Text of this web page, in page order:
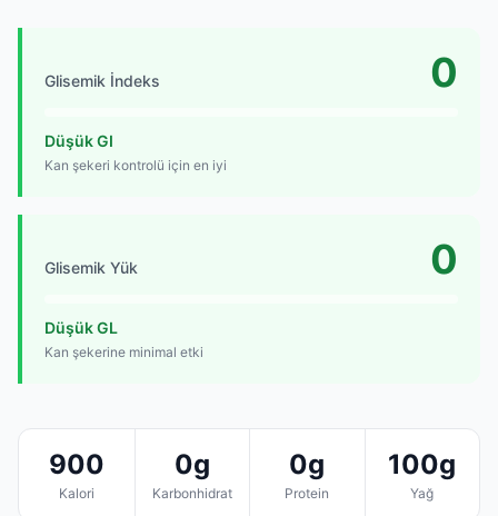
Glisemik İndeks 0
Düşük GI
Kan şekeri kontrolü için en iyi
Glisemik Yük 0
Düşük GL
Kan şekerine minimal etki
900
Kalori
0g
Karbonhidrat
0g
Protein
100g
Yağ